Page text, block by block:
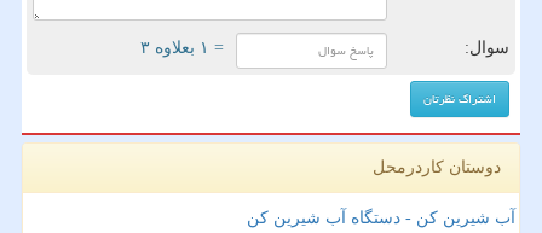
سوال: = ۱ بعلاوه ۳
دوستان کاردرمحل
آب شیرین کن - دستگاه آب شیرین کن